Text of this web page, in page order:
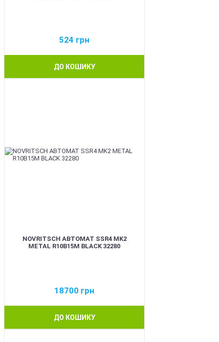
524 грн
ДО КОШИКУ
NOVRITSCH АВТОМАТ SSR4 MK2
METAL R10B15M BLACK 32280
18700 грн
ДО КОШИКУ